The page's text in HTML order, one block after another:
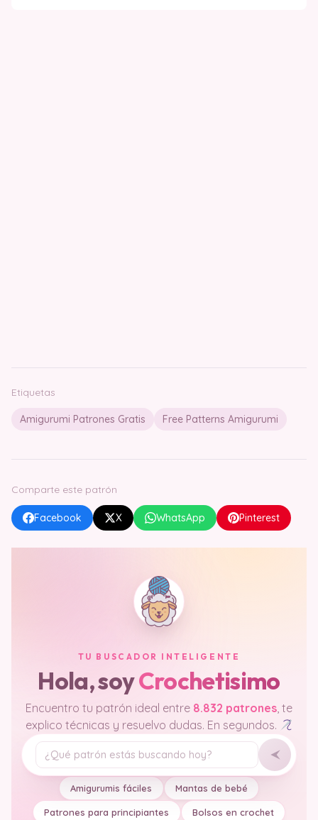
Etiquetas
Amigurumi Patrones Gratis Free Patterns Amigurumi
Comparte este patrón
Facebook X WhatsApp Pinterest
TU BUSCADOR INTELIGENTE
Hola, soyCrochetisimo
Encuentro tu patrón ideal entre 8.832 patrones , te
explico técnicas y resuelvo dudas. En segundos.
Tu pregunta
Amigurumis fáciles Mantas de bebé
Patrones para principiantes Bolsos en crochet